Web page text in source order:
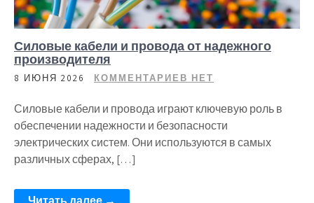
Силовые кабели и провода от надежного
производителя
8 ИЮНЯ 2026 КОММЕНТАРИЕВ НЕТ
Силовые кабели и провода играют ключевую роль в
обеспечении надежности и безопасности
электрических систем. Они используются в самых
различных сферах, […]